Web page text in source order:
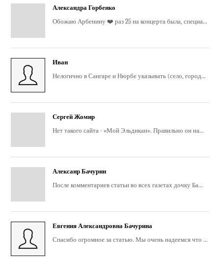
Александра Горбенко
Обожаю Арбенину ❤️ раз 25 на концерта была, специа...
Иван
Нелогично в Сангаре и Нюрбе указывать (село, город...
Сергей Жомир
Нет такого сайта - «Мой Эльдикан». Правильно он на...
Алексанр Бачурин
После комментариев статьи во всех газетах дочку Ба...
Евгения Александровна Бачурина
Спасибо огромное за статью. Мы очень надеемся что ...